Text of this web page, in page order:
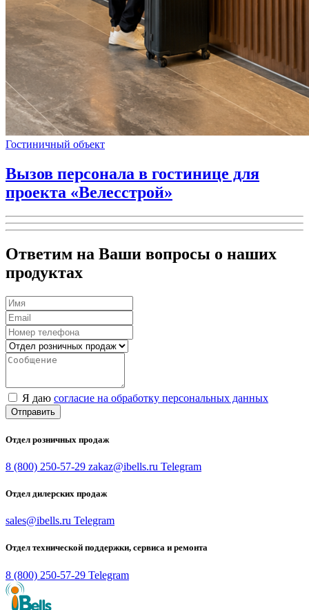
Гостиничный объект
Вызов персонала в гостинице для
проекта «Велесстрой»
Ответим на Ваши вопросы о наших
продуктах
Я даю согласие на обработку персональных данных
Отправить
Отдел розничных продаж
8 (800) 250-57-29 zakaz@ibells.ru Telegram
Отдел дилерских продаж
sales@ibells.ru Telegram
Отдел технической поддержки, сервиса и ремонта
8 (800) 250-57-29 Telegram